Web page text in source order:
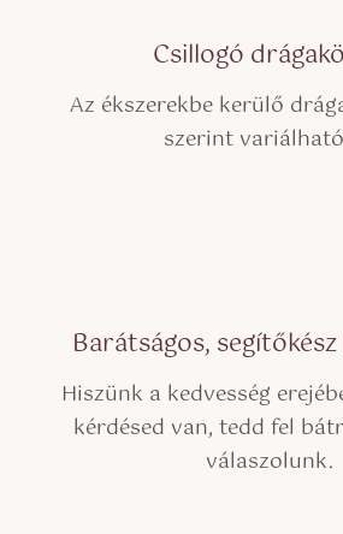
Csillogó
Az ékszerekbe kerülő
szerint
Barátságos,
Hiszünk a kedvesség
kérdésed van, tedd fel
válaszolunk.